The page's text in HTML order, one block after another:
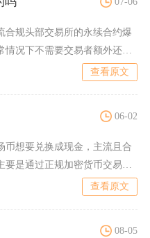
合规头部交易所的永续合约爆
情况下不需要交易者额外还
仅针对无负余额保
查看原文
06-02
币想要兑换成现金，主流且合
要是通过正规加密货币交易平
查看原文
08-05